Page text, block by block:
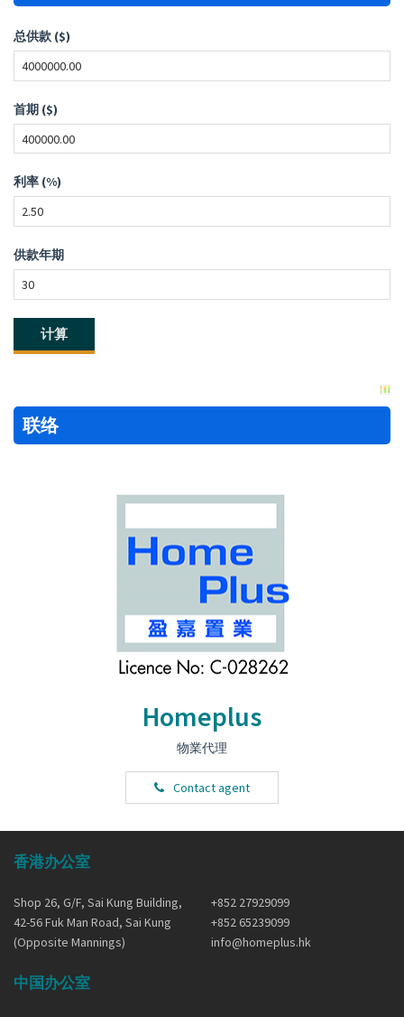
总供款 ($)
首期 ($)
利率 (%)
供款年期
联络
Homeplus
物業代理
Contact agent
香港办公室
Shop 26, G/F, Sai Kung Building,
42-56 Fuk Man Road, Sai Kung
(Opposite Mannings)
+852 27929099
+852 65239099
info@homeplus.hk
中国办公室